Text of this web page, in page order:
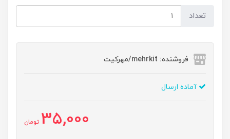
تعداد
فروشنده: mehrkit/مهرکیت
آماده ارسال
35,000 تومان